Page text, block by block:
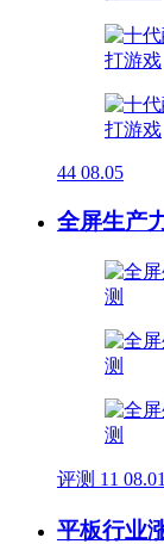
44 08.05
全屏生产
评测 11 08.01
平板行业